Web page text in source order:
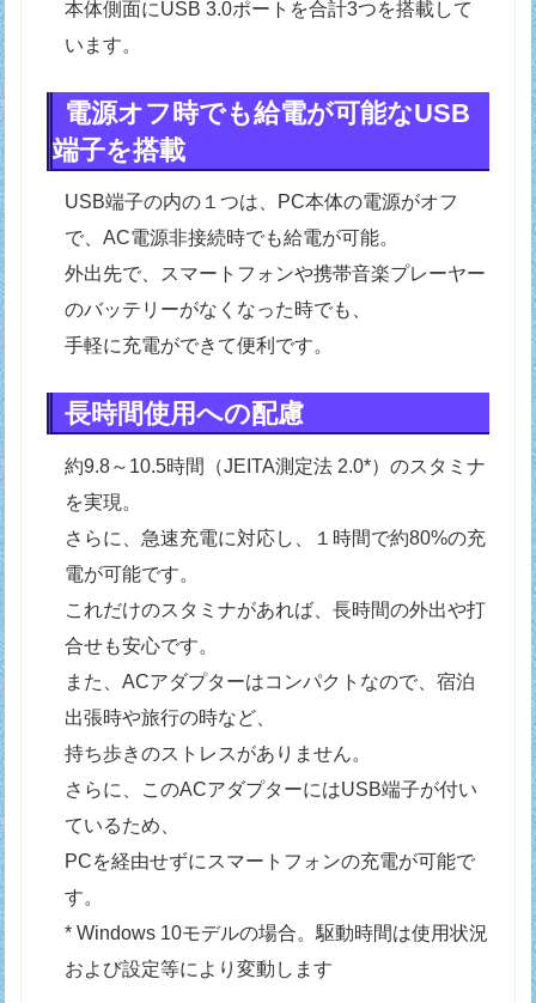
本体側面にUSB 3.0ポートを合計3つを搭載して
います。
電源オフ時でも給電が可能なUSB
端子を搭載
USB端子の内の１つは、PC本体の電源がオフ
で、AC電源非接続時でも給電が可能。
外出先で、スマートフォンや携帯音楽プレーヤー
のバッテリーがなくなった時でも、
手軽に充電ができて便利です。
長時間使用への配慮
約9.8～10.5時間（JEITA測定法 2.0*）のスタミナ
を実現。
さらに、急速充電に対応し、１時間で約80%の充
電が可能です。
これだけのスタミナがあれば、長時間の外出や打
合せも安心です。
また、ACアダプターはコンパクトなので、宿泊
出張時や旅行の時など、
持ち歩きのストレスがありません。
さらに、このACアダプターにはUSB端子が付い
ているため、
PCを経由せずにスマートフォンの充電が可能で
す。
* Windows 10モデルの場合。駆動時間は使用状況
および設定等により変動します